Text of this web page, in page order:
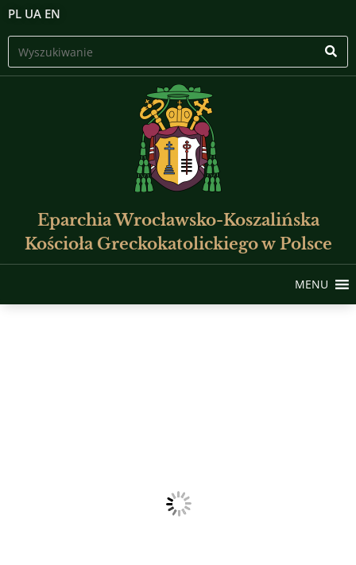
PL UA EN
Eparchia Wrocławsko-Koszalińska
Kościoła Greckokatolickiego w Polsce
MENU